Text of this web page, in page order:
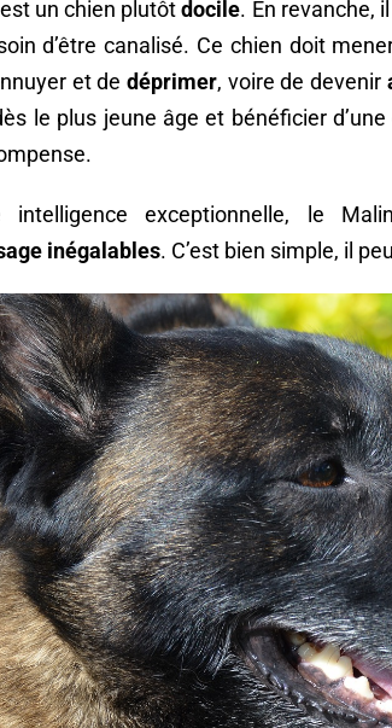
un chien plutôtdocile. En revanche,
d’être canalisé. Ce chien doit
et dedéprimer, voire de devenir
le plus jeune âge et bénéficier d’une
intelligence exceptionnelle, le
inégalables. C’est bien simple, il